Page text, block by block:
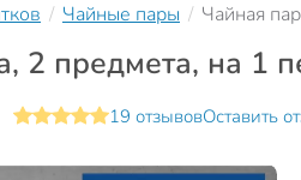
Чайные пары Чайная
2 предмета, на 1
19 отзывовОставить